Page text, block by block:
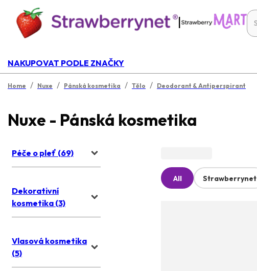
|
NAKUPOVAT PODLE ZNAČKY
Home / Nuxe / Pánská kosmetika / Tělo / Deodorant & Antiperspirant
Nuxe - Pánská kosmetika
Péče o pleť (69)
Dekorativní
kosmetika (3)
Vlasová kosmetika
(5)
All Strawberrynet